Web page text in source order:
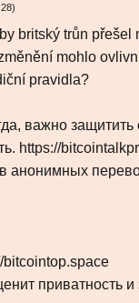
)
britský trůn přešel
mohlo
pravidla?
важно
https://
bitcointop.space
приватность